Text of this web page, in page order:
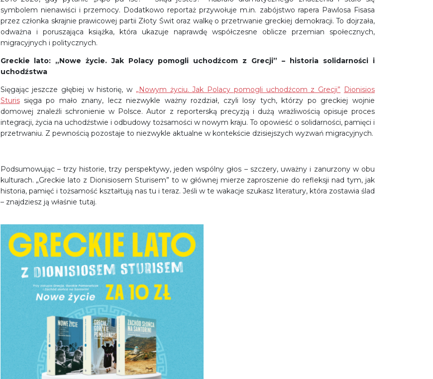
symbolem nienawiści i przemocy. Dodatkowo reportaż przywołuje m.in. zabójstwo rapera Pawlosa Fisasa
przez członka skrajnie prawicowej partii Złoty Świt oraz walkę o przetrwanie greckiej demokracji. To dojrzała,
odważna i poruszająca książka, która ukazuje naprawdę współczesne oblicze przemian społecznych,
migracyjnych i politycznych.
Greckie lato: „Nowe życie. Jak Polacy pomogli uchodźcom z Grecji” – historia solidarności i
uchodźstwa
Sięgając jeszcze głębiej w historię, w „Nowym życiu. Jak Polacy pomogli uchodźcom z Grecji” Dionisios
Sturissięga po mało znany, lecz niezwykle ważny rozdział, czyli losy tych, którzy po greckiej wojnie
domowej znaleźli schronienie w Polsce. Autor z reporterską precyzją i dużą wrażliwością opisuje proces
integracji, życia na uchodźstwie i odbudowy tożsamości w nowym kraju. To opowieść o solidarności, pamięci i
przetrwaniu. Z pewnością pozostaje to niezwykle aktualne w kontekście dzisiejszych wyzwań migracyjnych.
Podsumowując – trzy historie, trzy perspektywy, jeden wspólny głos – szczery, uważny i zanurzony w obu
kulturach. „Greckie lato z Dionisiosem Sturisem” to w głównej mierze zaproszenie do refleksji nad tym, jak
historia, pamięć i tożsamość kształtują nas tu i teraz. Jeśli w te wakacje szukasz literatury, która zostawia ślad
– znajdziesz ją właśnie tutaj.